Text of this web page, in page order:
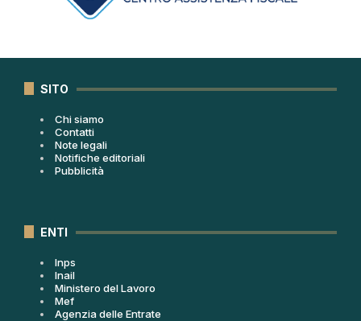
SITO
Chi siamo
Contatti
Note legali
Notifiche editoriali
Pubblicità
ENTI
Inps
Inail
Ministero del Lavoro
Mef
Agenzia delle Entrate